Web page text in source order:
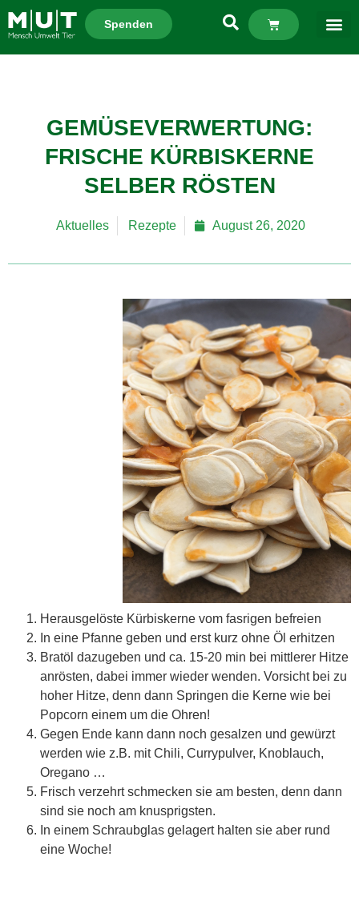
Spenden
GEMÜSEVERWERTUNG:
FRISCHE KÜRBISKERNE
SELBER RÖSTEN
Aktuelles Rezepte August 26, 2020
Herausgelöste Kürbiskerne vom fasrigen befreien
In eine Pfanne geben und erst kurz ohne Öl erhitzen
Bratöl dazugeben und ca. 15-20 min bei mittlerer Hitze
anrösten, dabei immer wieder wenden. Vorsicht bei zu
hoher Hitze, denn dann Springen die Kerne wie bei
Popcorn einem um die Ohren!
Gegen Ende kann dann noch gesalzen und gewürzt
werden wie z.B. mit Chili, Currypulver, Knoblauch,
Oregano …
Frisch verzehrt schmecken sie am besten, denn dann
sind sie noch am knusprigsten.
In einem Schraubglas gelagert halten sie aber rund
eine Woche!